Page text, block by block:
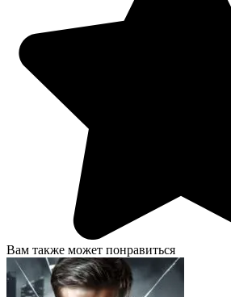
Вам также может понравиться